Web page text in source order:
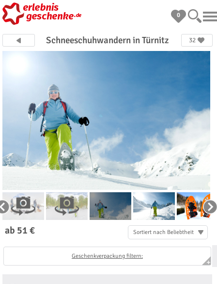
0
Schneeschuhwandern in Türnitz 32
ab 51 € Sortiert nach Beliebtheit
Geschenkverpackung filtern: